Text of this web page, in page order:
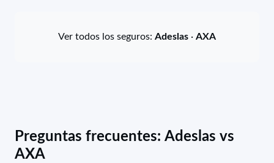
Ver todos los seguros: Adeslas · AXA
Preguntas frecuentes: Adeslas vs
AXA